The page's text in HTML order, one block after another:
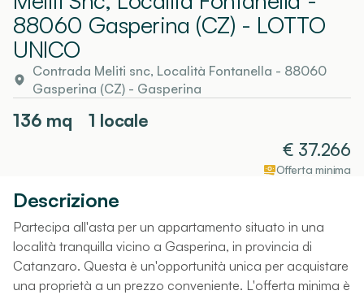
88060 Gasperina (CZ) - LOTTO
UNICO
Contrada Meliti snc, Località Fontanella - 88060
Gasperina (CZ) - Gasperina
136 mq
1 locale
€ 37.266
Offerta minima
Descrizione
Partecipa all'asta per un appartamento situato in una
località tranquilla vicino a Gasperina, in provincia di
Catanzaro. Questa è un'opportunità unica per acquistare
una proprietà a un prezzo conveniente. L'offerta minima è